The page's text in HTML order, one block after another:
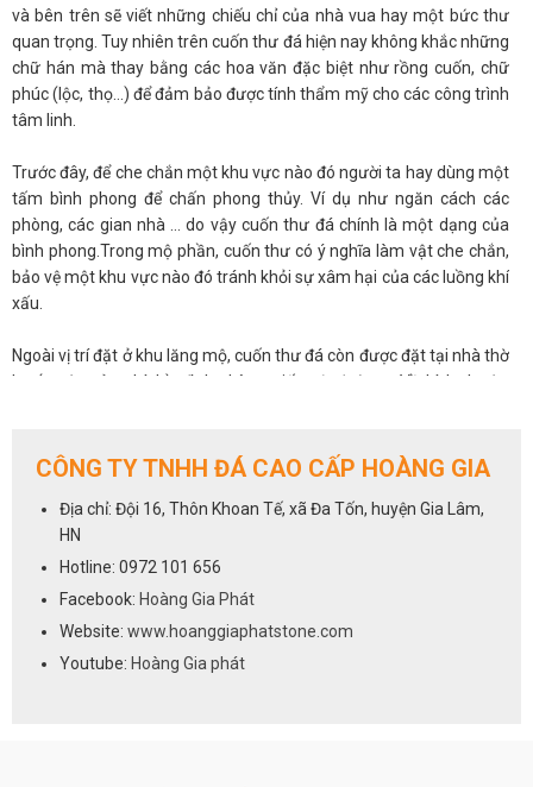
và bên trên sẽ viết những chiếu chỉ của nhà vua hay một bức thư
quan trọng. Tuy nhiên trên cuốn thư đá hiện nay không khắc những
chữ hán mà thay bằng các hoa văn đặc biệt như rồng cuốn, chữ
phúc (lộc, thọ…) để đảm bảo được tính thẩm mỹ cho các công trình
tâm linh.
Trước đây, để che chắn một khu vực nào đó người ta hay dùng một
tấm bình phong để chấn phong thủy. Ví dụ như ngăn cách các
phòng, các gian nhà … do vậy cuốn thư đá chính là một dạng của
bình phong.Trong mộ phần, cuốn thư có ý nghĩa làm vật che chắn,
bảo vệ một khu vực nào đó tránh khỏi sự xâm hại của các luồng khí
xấu.
Ngoài vị trí đặt ở khu lăng mộ, cuốn thư đá còn được đặt tại nhà thờ
họ (trước cửa chính), đình chùa, miếu, từ đường,…Về kích thước,
hình thức khác nhau nhưng hầu hết đều có một bên kiếm một bên
vệ, che chở và kích thước này thông thường là147x127x18,
175x135x20, 235x147x20.
Với chất liệu đá xanh đen thì các công trình mỹ nghệ luôn đảm bảo
không phải kể đến. Để được tư vấn và báo giá nhanh tay liên hệ với
chúng tôi qua số hotline0972 101 656
CÔNG TY TNHH ĐÁ CAO CẤP HOÀNG GIA
Địa chỉ: Đội 16, Thôn Khoan Tế, xã Đa Tốn, huyện Gia Lâm,
HN
Hotline: 0972 101 656
Facebook: Hoàng Gia Phát
Website: www.hoanggiaphatstone.com
Youtube: Hoàng Gia phát